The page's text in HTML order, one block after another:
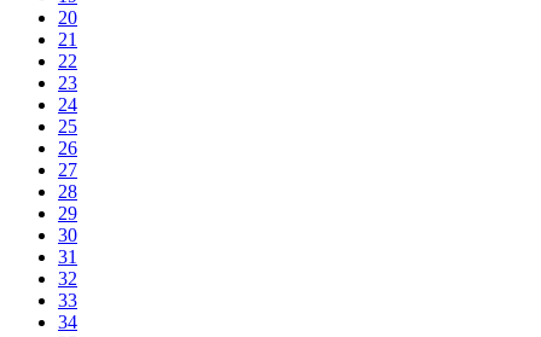
20
21
22
23
24
25
26
27
28
29
30
31
32
33
34